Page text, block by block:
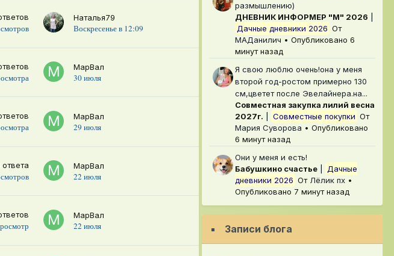
Наталья79
Воскресенье в 12:09
МарВал
30 июля
МарВал
29 июля
ответа МарВал
22 июля
МарВал
22 июля
размышлению)
ДНЕВНИК ИНФОРМЕР "М" 2026
Дачные дневники 2026 От
МАДанилич •Опубликовано6
минут назад
Я свою люблю очень!она у меня
второй год-ростом примерно 130
см,цветет после Эвелайнера.на...
Совместная закупка лилий весна
2027г.
Совместные покупки От
Мария Суворова •Опубликовано
6 минут назад
Они у меня и есть!
Бабушкино счастье
Дачные
дневники 2026 От Лёлик пх •
Опубликовано 7 минут назад
Записи блога